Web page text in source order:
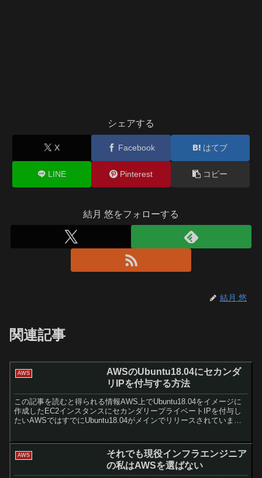
シェアする
X Facebook はてブ
LINE Pinterest コピー
結月 悠をフォローする
結月 悠
関連記事
AWS
AWSのUbuntu18.04にセカンダ
リIPを付与する方法
この記事を読むと得られる情報AWS上でUbuntu18.04をイメージに
作成したEC2インスタンスにセカンダリープライベートIPを付与し
たいAWSではすでにUbuntu18.04がメインでリリースされています
AWS
それでも現役インフラエンジニア
の私はAWSを選ばない